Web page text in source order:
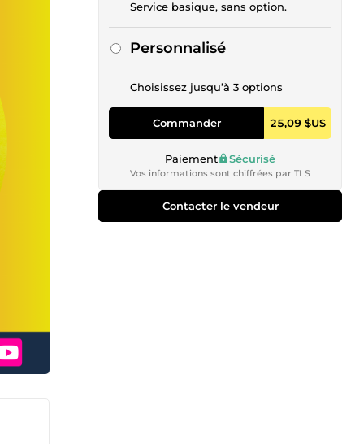
Service basique, sans option.
Personnalisé
Choisissez jusqu’à 3 options
Commander 25,09 $US
Paiement Sécurisé
Vos informations sont chiffrées par TLS
Contacter le vendeur